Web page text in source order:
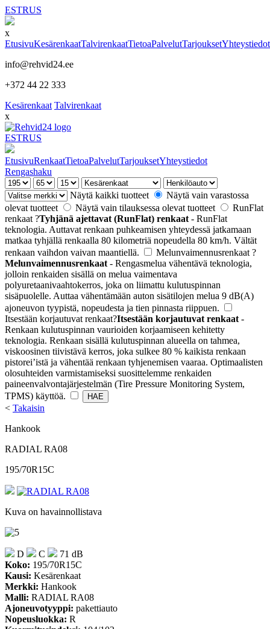
ESTRUS
x
EtusivuKesärenkaatTalvirenkaatTietoaPalvelutTarjouksetYhteystiedot
info@rehvid24.ee
+372 44 22 333
Kesärenkaat Talvirenkaat
x
ESTRUS
EtusivuRenkaatTietoaPalvelutTarjouksetYhteystiedot
Rengashaku
Näytä kaikki tuotteet
Näytä vain varastossa
olevat tuotteet
Näytä vain tilauksessa olevat tuotteet
RunFlat
renkaat ?Tyhjänä ajettavat (RunFlat) renkaat - RunFlat
teknologia. Auttavat renkaan puhkeamisen yhteydessä jatkamaan
matkaa tyhjällä renkaalla 80 kilometriä nopeudella 80 km/h. Vältät
renkaan vaihdon vaivan maantiellä.
Melunvaimennusrenkaat ?
Melunvaimennusrenkaat - Rengasmelua vähentävä teknologia,
jolloin renkaiden sisällä on melua vaimentava
polyuretaanivaahtokerros, joka on liimattu kulutuspinnan
sisäpuolelle. Auttaa vähentämään auton sisätilojen melua 9 dB(A)
ajoneuvon tyypistä, nopeudesta ja tien pinnasta riippuen.
Itsestään korjautuvat renkaat?Itsestään korjautuvat renkaat -
Renkaan kulutuspinnan vaurioiden korjaamiseen kehitetty
teknologia. Renkaan sisällä kulutuspinnan alueella on tahmea,
viskoosinen tiivistävä kerros, joka sulkee 80 % kaikista renkaan
pistorei’istä ja vähentää renkaan tyhjenemisen vaaraa. Optimaalisten
olosuhteiden varmistamiseksi suosittelemme renkaiden
paineenvalvontajärjestelmän (Tire Pressure Monitoring System,
TPMS) käyttöä.
< Takaisin
Hankook
RADIAL RA08
195/70R15C
Kuva on havainnollistava
D C
71 dB
Koko: 195/70R15C
Kausi: Kesärenkaat
Merkki: Hankook
Malli: RADIAL RA08
Ajoneuvotyyppi: pakettiauto
Nopeusluokka: R